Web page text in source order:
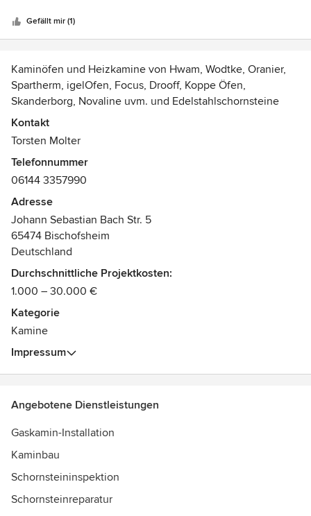
Gefällt mir (1)
Kaminöfen und Heizkamine von Hwam, Wodtke, Oranier,
Spartherm, igelOfen, Focus, Drooff, Koppe Öfen,
Skanderborg, Novaline uvm. und Edelstahlschornsteine
und Aussenwandschornsteine (auch farbig) vom Profi.
Infrarotheizungen von Wodtke und Bioethanol Öfen und
Kontakt
Torsten Molter
Telefonnummer
06144 3357990
Adresse
Johann Sebastian Bach Str. 5
65474 Bischofsheim
Deutschland
Durchschnittliche Projektkosten:
1.000 – 30.000 €
Kategorie
Kamine
Impressum
Angebotene Dienstleistungen
Gaskamin-Installation
Kaminbau
Schornsteininspektion
Schornsteinreparatur